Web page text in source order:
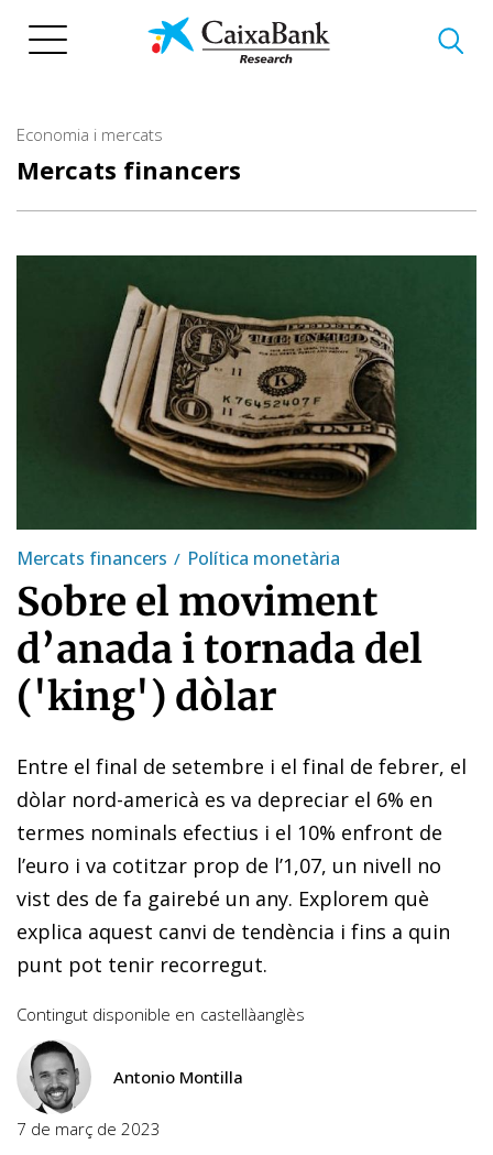
Economia i mercats
Mercats financers
Mercats financers Política monetària
Sobre el moviment
d’anada i tornada del
('king') dòlar
Entre el final de setembre i el final de febrer, el
dòlar nord-americà es va depreciar el 6% en
termes nominals efectius i el 10% enfront de
l’euro i va cotitzar prop de l’1,07, un nivell no
vist des de fa gairebé un any. Explorem què
explica aquest canvi de tendència i fins a quin
punt pot tenir recorregut.
Contingut disponible en castellàanglès
Antonio Montilla
7 de març de 2023